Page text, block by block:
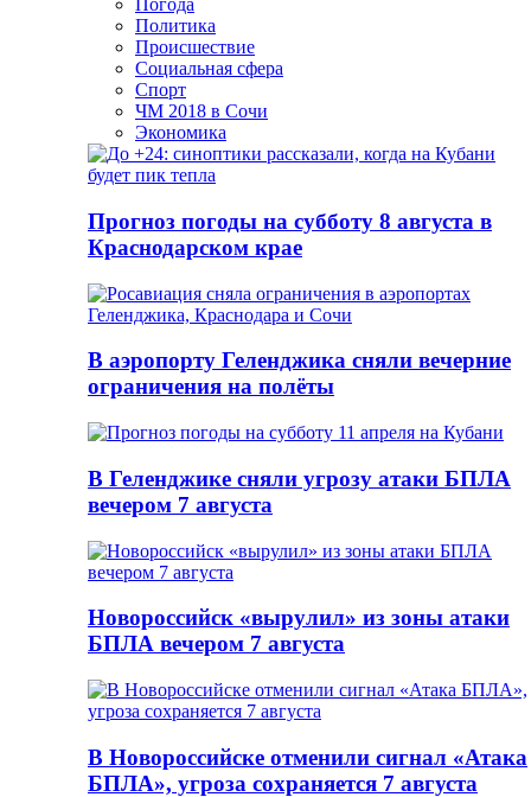
Погода
Политика
Происшествие
Социальная сфера
Спорт
ЧМ 2018 в Сочи
Экономика
Прогноз погоды на субботу 8 августа в
Краснодарском крае
В аэропорту Геленджика сняли вечерние
ограничения на полёты
В Геленджике сняли угрозу атаки БПЛА
вечером 7 августа
Новороссийск «вырулил» из зоны атаки
БПЛА вечером 7 августа
В Новороссийске отменили сигнал «Атака
БПЛА», угроза сохраняется 7 августа